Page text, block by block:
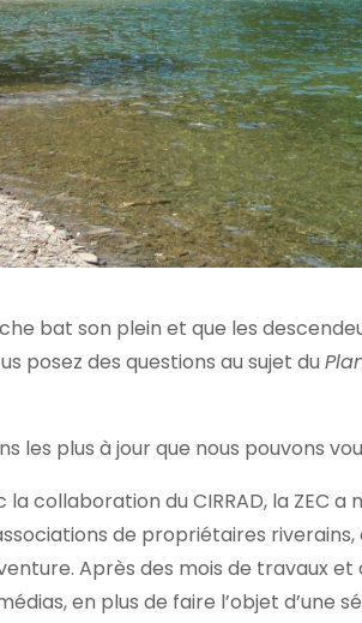
bat son plein et que les
posez des questions au sujet du
les plus à jour que nous pouvons
la collaboration du CIRRAD, la
de propriétaires
Après des mois de travaux
en plus de faire l’objet d’une